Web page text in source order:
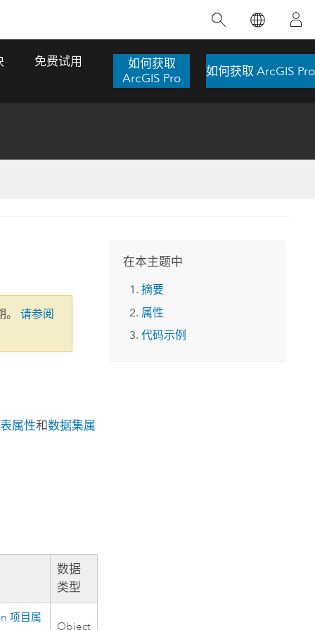
互式地图，探索产品功能，或者直接开始免
探索 ArcGIS Pro
动提供了有力支持。
数字孪生体
推荐书籍
免费试用
如何获取
ArcGIS Pro
如何获取 ArcGIS Pro
。请参阅
表属性和数据集属
数据
类型
项目属
Object
在本主题中
摘要
属性
代码示例